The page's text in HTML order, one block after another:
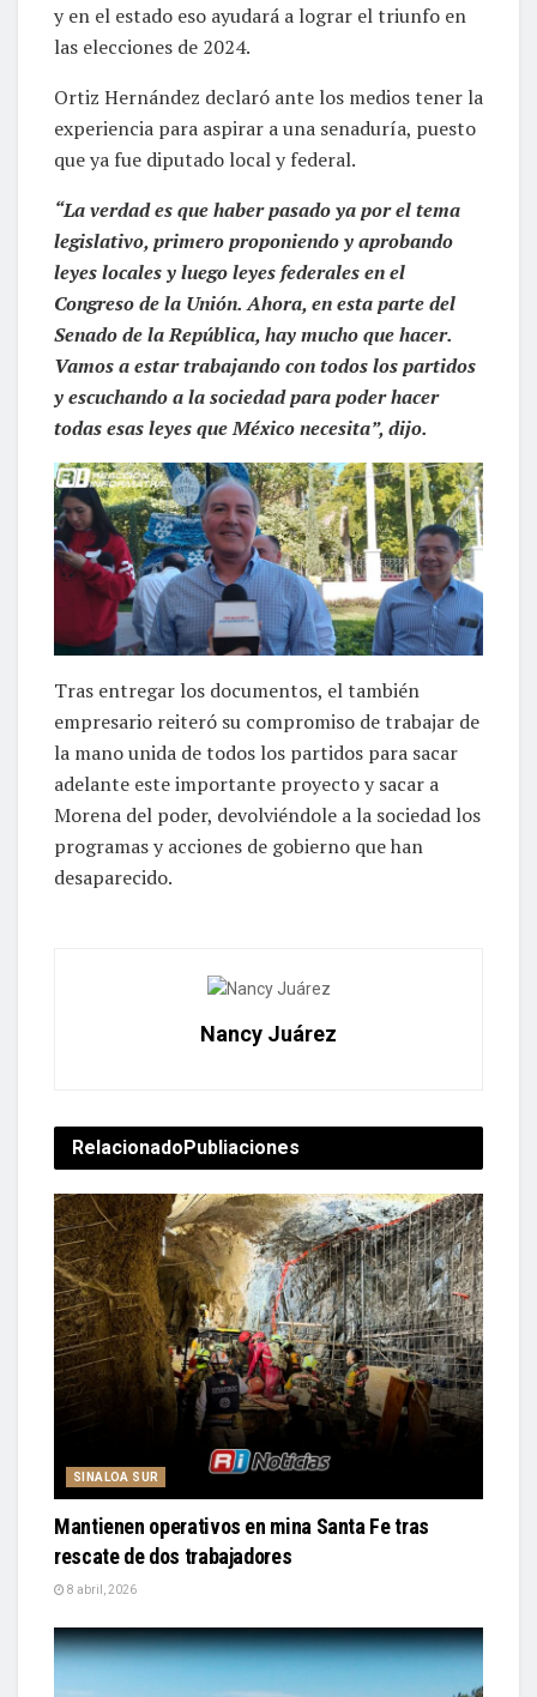
y en el estado eso ayudará a lograr el triunfo en
las elecciones de 2024.
Ortiz Hernández declaró ante los medios tener la
experiencia para aspirar a una senaduría, puesto
que ya fue diputado local y federal.
“La verdad es que haber pasado ya por el tema
legislativo, primero proponiendo y aprobando
leyes locales y luego leyes federales en el
Congreso de la Unión. Ahora, en esta parte del
Senado de la República, hay mucho que hacer.
Vamos a estar trabajando con todos los partidos
y escuchando a la sociedad para poder hacer
todas esas leyes que México necesita”, dijo.
Tras entregar los documentos, el también
empresario reiteró su compromiso de trabajar de
la mano unida de todos los partidos para sacar
adelante este importante proyecto y sacar a
Morena del poder, devolviéndole a la sociedad los
programas y acciones de gobierno que han
desaparecido.
Nancy Juárez
RelacionadoPubliaciones
SINALOA SUR
Mantienen operativos en mina Santa Fe tras
rescate de dos trabajadores
8 abril, 2026